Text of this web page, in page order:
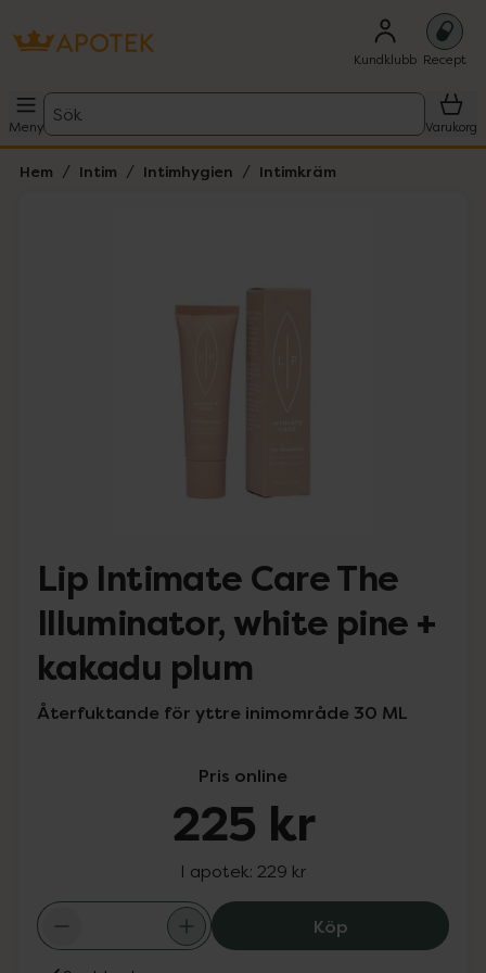
Kundklubb Recept
Meny
Sök
Varukorg
Hem Intim Intimhygien Intimkräm
Lip Intimate Care The
Illuminator, white pine +
kakadu plum
Återfuktande för yttre inimområde 30 ML
Pris online
225 kr
I apotek: 229 kr
KöpLip Intimate